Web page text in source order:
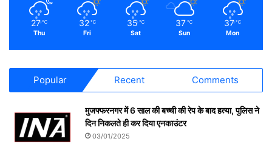
27 ℃
Thu
32 ℃
Fri
35 ℃
Sat
37 ℃
Sun
37 ℃
Mon
Popular Recent Comments
मुजफ्फरनगर में 6 साल की बच्ची की रेप के बाद हत्या, पुलिस ने
दिन निकलते ही कर दिया एनकाउंटर
03/01/2025